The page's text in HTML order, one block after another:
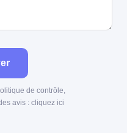
de contrôle,
avis : cliquez ici